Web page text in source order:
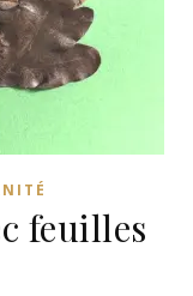
feuilles